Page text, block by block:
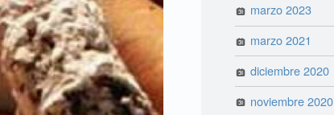
marzo 2023
marzo 2021
diciembre 2020
noviembre 2020